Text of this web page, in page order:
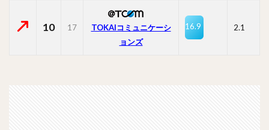
10 17
TOKAIコミュニケーシ
ョンズ
16.9 2.1